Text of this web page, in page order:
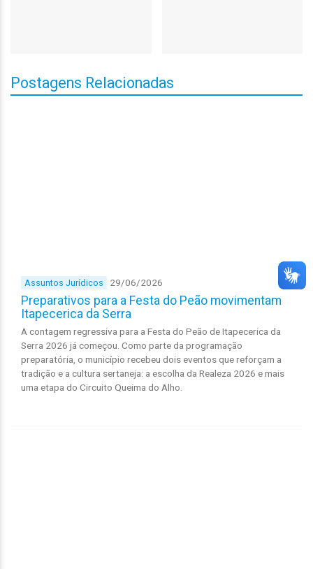
Postagens Relacionadas
Assuntos Jurídicos 29/06/2026
Preparativos para a Festa do Peão movimentam
Itapecerica da Serra
A contagem regressiva para a Festa do Peão de Itapecerica da
Serra 2026 já começou. Como parte da programação
preparatória, o município recebeu dois eventos que reforçam a
tradição e a cultura sertaneja: a escolha da Realeza 2026 e mais
uma etapa do Circuito Queima do Alho.